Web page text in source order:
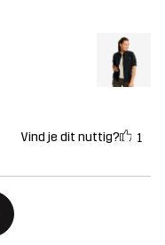
Vind je dit nuttig? 1